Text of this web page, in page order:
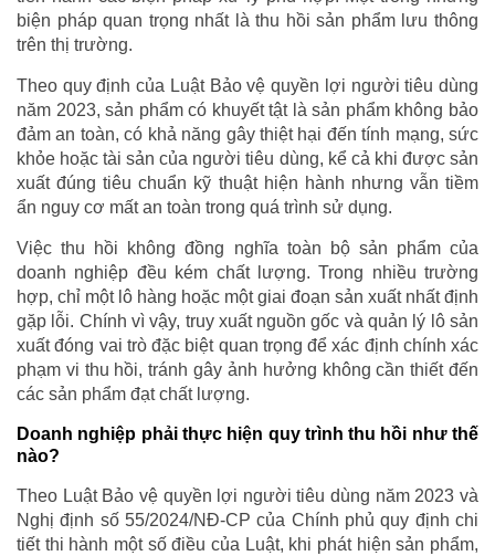
biện pháp quan trọng nhất là thu hồi sản phẩm lưu thông
trên thị trường.
Theo quy định của Luật Bảo vệ quyền lợi người tiêu dùng
năm 2023, sản phẩm có khuyết tật là sản phẩm không bảo
đảm an toàn, có khả năng gây thiệt hại đến tính mạng, sức
khỏe hoặc tài sản của người tiêu dùng, kể cả khi được sản
xuất đúng tiêu chuẩn kỹ thuật hiện hành nhưng vẫn tiềm
ẩn nguy cơ mất an toàn trong quá trình sử dụng.
Việc thu hồi không đồng nghĩa toàn bộ sản phẩm của
doanh nghiệp đều kém chất lượng. Trong nhiều trường
hợp, chỉ một lô hàng hoặc một giai đoạn sản xuất nhất định
gặp lỗi. Chính vì vậy, truy xuất nguồn gốc và quản lý lô sản
xuất đóng vai trò đặc biệt quan trọng để xác định chính xác
phạm vi thu hồi, tránh gây ảnh hưởng không cần thiết đến
các sản phẩm đạt chất lượng.
Doanh nghiệp phải thực hiện quy trình thu hồi như thế
nào?
Theo Luật Bảo vệ quyền lợi người tiêu dùng năm 2023 và
Nghị định số 55/2024/NĐ-CP của Chính phủ quy định chi
tiết thi hành một số điều của Luật, khi phát hiện sản phẩm,